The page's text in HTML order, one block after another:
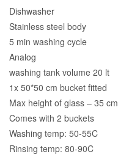
Dishwasher
Stainless steel body
5 min washing cycle
Analog
washing tank volume 20 lt
1x 50*50 cm bucket fitted
Max height of glass – 35 cm
Comes with 2 buckets
Washing temp: 50-55C
Rinsing temp: 80-90C